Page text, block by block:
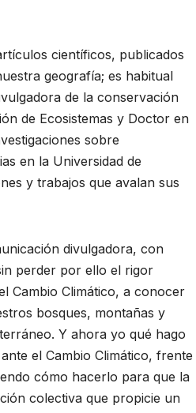
científicos, publicados
geografía; es habitual
de la conservación
de Ecosistemas y Doctor en
sobre
en la Universidad de
y trabajos que avalan sus
divulgadora, con
perder por ello el rigor
Cambio Climático, a conocer
bosques, montañas y
Y ahora yo qué hago
el Cambio Climático, frente
cómo hacerlo para que la
colectiva que propicie un